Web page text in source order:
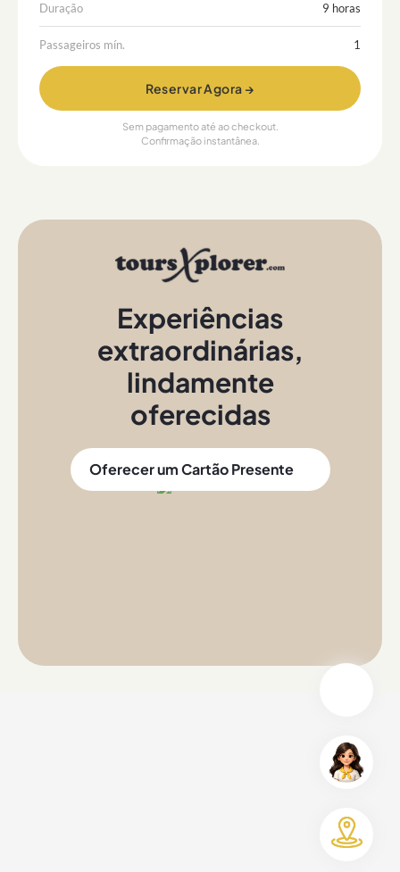
Duração 9 horas
Passageiros mín. 1
Reservar Agora →
Sem pagamento até ao checkout.
Confirmação instantânea.
Experiências
extraordinárias,
lindamente
oferecidas
Oferecer um Cartão Presente